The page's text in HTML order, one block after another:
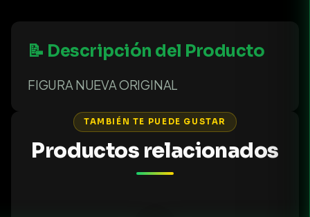
📝 Descripción del Producto
FIGURA NUEVA ORIGINAL
TAMBIÉN TE PUEDE GUSTAR
Productos relacionados